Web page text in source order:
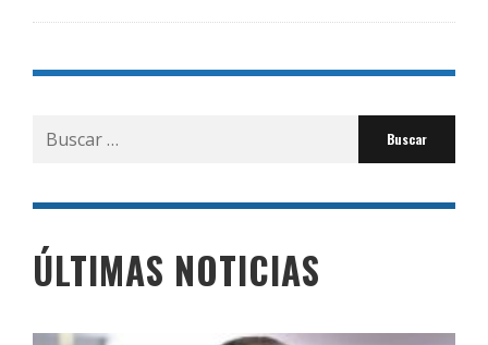
Buscar
por:
ÚLTIMAS NOTICIAS